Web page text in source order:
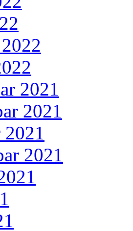
2021
2021
2021